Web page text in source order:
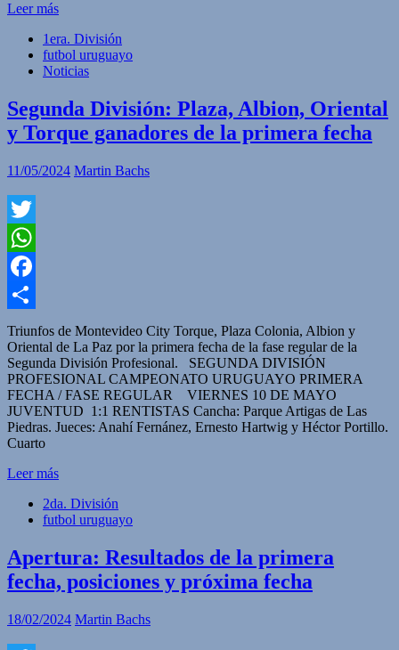
Leer más
1era. División
futbol uruguayo
Noticias
Segunda División: Plaza, Albion, Oriental
y Torque ganadores de la primera fecha
11/05/2024 Martin Bachs
Twitter
WhatsApp
Facebook
Compartir
Triunfos de Montevideo City Torque, Plaza Colonia, Albion y
Oriental de La Paz por la primera fecha de la fase regular de la
Segunda División Profesional. SEGUNDA DIVISIÓN
PROFESIONAL CAMPEONATO URUGUAYO PRIMERA
FECHA / FASE REGULAR VIERNES 10 DE MAYO
JUVENTUD 1:1 RENTISTAS Cancha: Parque Artigas de Las
Piedras. Jueces: Anahí Fernánez, Ernesto Hartwig y Héctor Portillo.
Cuarto
Leer más
2da. División
futbol uruguayo
Apertura: Resultados de la primera
fecha, posiciones y próxima fecha
18/02/2024 Martin Bachs